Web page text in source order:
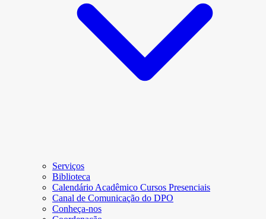
Serviços
Biblioteca
Calendário Acadêmico Cursos Presenciais
Canal de Comunicação do DPO
Conheça-nos